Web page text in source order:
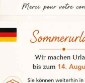
ktoré
žaludov